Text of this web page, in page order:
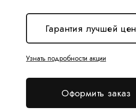
Гарантия лучшей
Узнать подробности акции
Оформить заказ